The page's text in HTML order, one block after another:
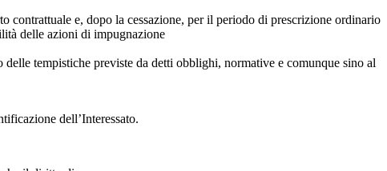
contrattuale e, dopo la cessazione, per il periodo di prescrizione ordinario
delle azioni di impugnazione
tempistiche previste da detti obblighi, normative e comunque sino al
dell’Interessato.